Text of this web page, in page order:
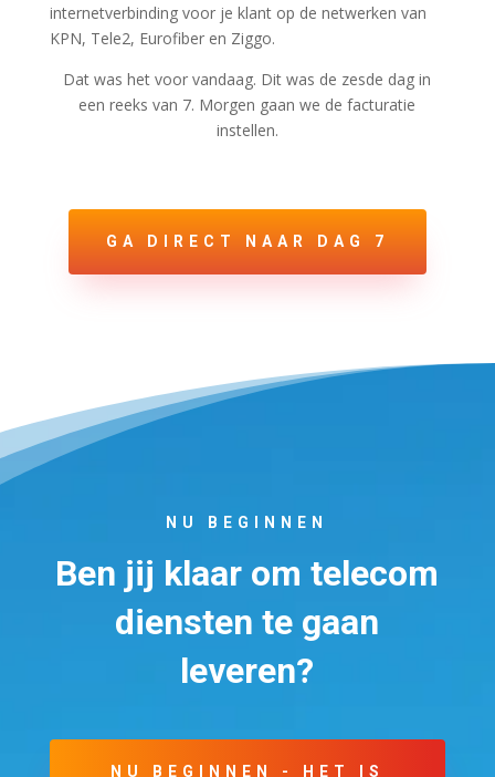
internetverbinding voor je klant op de netwerken van
KPN, Tele2, Eurofiber en Ziggo.
Dat was het voor vandaag. Dit was de zesde dag in
een reeks van 7. Morgen gaan we de facturatie
instellen.
GA DIRECT NAAR DAG 7
NU BEGINNEN
Ben jij klaar om telecom
diensten te gaan
leveren?
NU BEGINNEN - HET IS